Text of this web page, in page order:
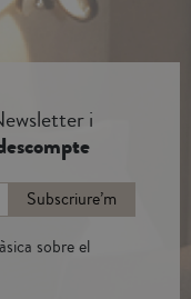
i
Subscriure’m
sobre el